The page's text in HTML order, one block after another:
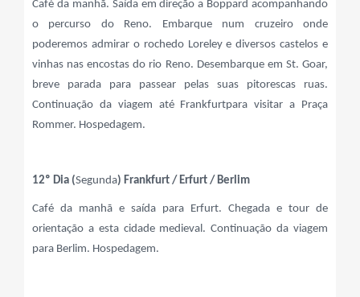
Café da manhã. Saída em direção a Boppard acompanhando
o percurso do Reno. Embarque num cruzeiro onde
poderemos admirar o rochedo Loreley e diversos castelos e
vinhas nas encostas do rio Reno. Desembarque em St. Goar,
breve parada para passear pelas suas pitorescas ruas.
Continuação da viagem até Frankfurtpara visitar a Praça
Rommer. Hospedagem.
12º Dia (Segunda) Frankfurt / Erfurt / Berlim
Café da manhã e saída para Erfurt. Chegada e tour de
orientação a esta cidade medieval. Continuação da viagem
para Berlim. Hospedagem.